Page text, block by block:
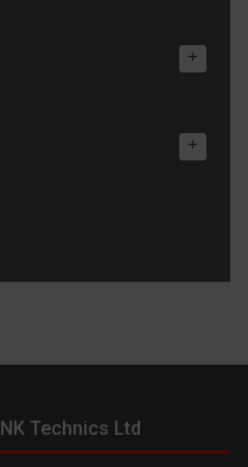
+
+
NK Technics Ltd